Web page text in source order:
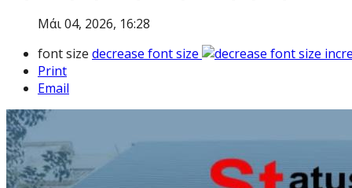
Μάι 04, 2026, 16:28
font size decrease font size
Print
Email